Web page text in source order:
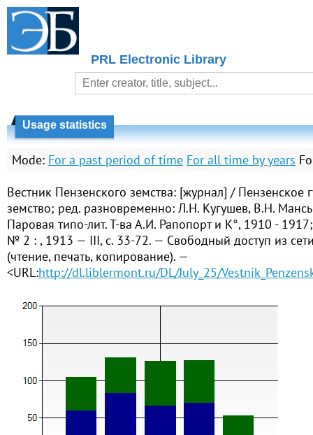
PRL Electronic Library
Usage statistics
Mode: For a past period of time For all time by years
Вестник Пензенского земства: [журнал] / Пензенское
земство; ред. разновременно: Л.Н. Кугушев, В.Н.
Паровая типо-лит. Т-ва А.И. Рапопорт и К°, 1910 -
№ 2 : , 1913 — III, с. 33-72. — Свободный доступ из
(чтение, печать, копирование). —
<URL:http://dl.liblermont.ru/DL/July_25/